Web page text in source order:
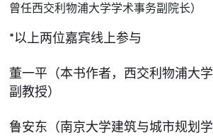
曾任西交利物浦大学学术事务副院长）
*以上两位嘉宾线上参与
董一平（本书作者，西交利物浦大
副教授）
鲁安东（南京大学建筑与城市规划学